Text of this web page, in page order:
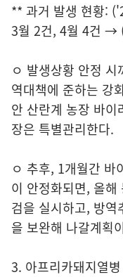
** 과거 발생 현황:
3월 2건, 4월 4건 →
ㅇ 발생상황 안정
역대책에 준하는 강
안 산란계 농장 바
장은 특별관리한다.
ㅇ 추후, 1개월간 바
이 안정화되면, 올
검을 실시하고, 방역
을 보완해 나갈계획
3. 아프리카돼지열병